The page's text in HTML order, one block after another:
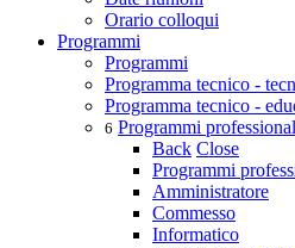
Orario colloqui
Programmi
Programmi
Programma tecnico -
Programma tecnico -
6 Programmi
Back Close
Programmi
Amministratore
Commesso
Informatico